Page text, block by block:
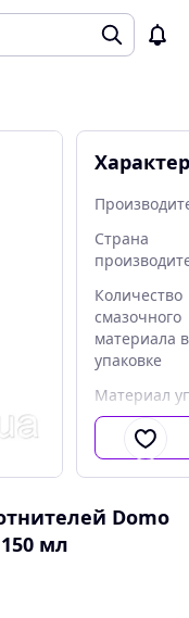
Страна
Количество
смазочного
материала в
упаковке
Материал
Единица
измерения
Domo
мл